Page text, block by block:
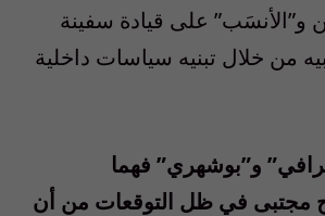
و”الأنسَب” على قيادة سفينة
من خلال تبنيه سياسات داخلية
و”بوشهري” فهما
مجتبى في ظل التوقعات من أن